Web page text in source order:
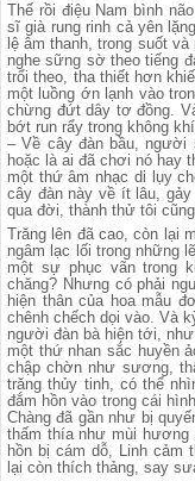
Thế rồi điệu Nam bình
sĩ già rung rinh cả yên
lệ âm thanh, trong suốt
nghe sững sờ theo tiếng
trổi theo, tha thiết hơn
một luồng ớn lạnh vào
chừng đứt dây tơ đồng.
bớt run rẩy trong không
– Về cây đàn bầu, người
hoặc là ai đã chơi nó hay
một thứ âm nhạc di lụy
cây đàn này về ít lâu,
qua đời, thành thử tôi
Trăng lên đã cao, còn lại
ngâm lạc lối trong những
một sự phục vãn trong
chăng? Nhưng có phải
hiện thân của hoa mẫu
chênh chếch dọi vào. Và
người đàn bà hiện tới,
một thứ nhan sắc huyền
chập chờn như sương,
trăng thủy tinh, có thể
đắm hồn vào trong cái
Chàng đã gần như bị
thấm thía như mùi hương
hồn bị cám dỗ, Linh cảm
lại còn thích thảng, say